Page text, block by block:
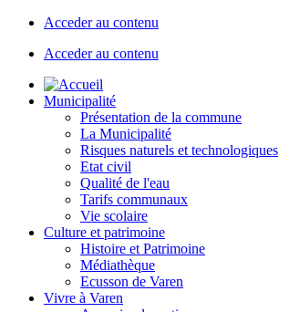
Acceder au contenu
Acceder au contenu
Municipalité
Présentation de la commune
La Municipalité
Risques naturels et technologiques
Etat civil
Qualité de l'eau
Tarifs communaux
Vie scolaire
Culture et patrimoine
Histoire et Patrimoine
Médiathèque
Ecusson de Varen
Vivre à Varen